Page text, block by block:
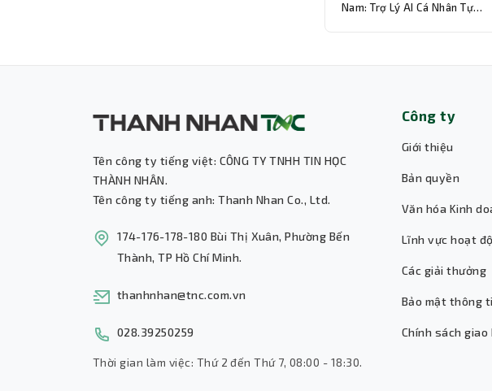
Nam: Trợ Lý AI Cá Nhân Tự
Tên công ty tiếng việt: CÔNG TY TNHH TIN HỌC
THÀNH NHÂN.
Tên công ty tiếng anh: Thanh Nhan Co., Ltd.
174-176-178-180 Bùi Thị Xuân, Phường Bến
Thành, TP Hồ Chí Minh.
thanhnhan@tnc.com.vn
028.39250259
Thời gian làm việc: Thứ 2 đến Thứ 7, 08:00 - 18:30.
Công ty
Giới thiệu
Bản quyền
Văn hóa Kinh
Lĩnh vực hoạt
Các giải thưởng
Bảo mật thông
Chính sách giao